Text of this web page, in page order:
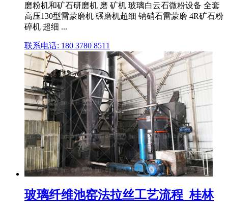
磨粉机和矿石研磨机 磨 矿机 玻璃白云石微粉设备 全套
高压130型雷蒙磨机 碾磨机超细 钠硝石雷蒙磨 4R矿石粉
碎机 超细 ...
联系电话: 180 3780 8511
玻璃纤维池窑法拉丝工艺流程_桂林